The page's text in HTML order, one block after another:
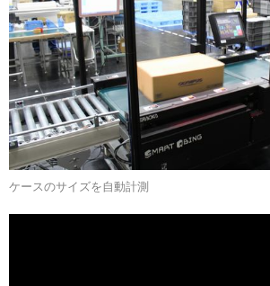
ケースのサイズを自動計測